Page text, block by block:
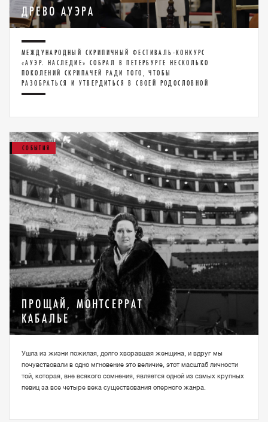
ДРЕВО АУЭРА
МЕЖДУНАРОДНЫЙ СКРИПИЧНЫЙ ФЕСТИВАЛЬ-КОНКУРС
«АУЭР. НАСЛЕДИЕ» СОБРАЛ В ПЕТЕРБУРГЕ НЕСКОЛЬКО
ПОКОЛЕНИЙ СКРИПАЧЕЙ РАДИ ТОГО, ЧТОБЫ
РАЗОБРАТЬСЯ И УТВЕРДИТЬСЯ В СВОЕЙ РОДОСЛОВНОЙ
СОБЫТИЯ
ПРОЩАЙ, МОНТСЕРРАТ
КАБАЛЬЕ
Ушла из жизни пожилая, долго хворавшая женщина, и вдруг мы
почувствовали в одно мгновение это величие, этот масштаб личности
той, которая, вне всякого сомнения, является одной из самых крупных
певиц за все четыре века существования оперного жанра.